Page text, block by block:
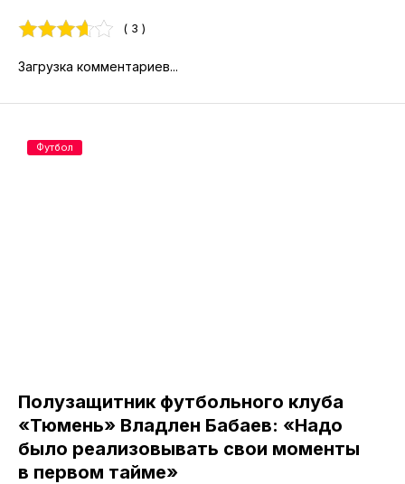
( 3 )
Загрузка комментариев...
Полузащитник футбольного клуба
«Тюмень» Владлен Бабаев: «Надо
было реализовывать свои моменты
в первом тайме»
Футбол